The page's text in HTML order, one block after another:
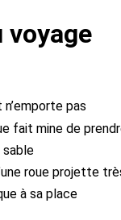
voyage
pas
fait mine de
sable
roue projette
à sa place